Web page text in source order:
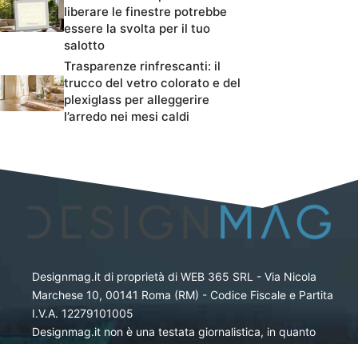
liberare le finestre potrebbe
essere la svolta per il tuo
salotto
Trasparenze rinfrescanti: il
trucco del vetro colorato e del
plexiglass per alleggerire
l’arredo nei mesi caldi
Designmag.it di proprietà di WEB 365 SRL - Via Nicola
Marchese 10, 00141 Roma (RM) - Codice Fiscale e Partita
I.V.A. 12279101005
Designmag.it non è una testata giornalistica, in quanto